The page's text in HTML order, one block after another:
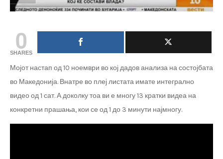
0
SHARES
Мојот настап од 10 ноември во кој дадов анализа на состојбата
во Македонија. Внатре во плеј листата имате интегрално
видео од 1 сат. А доколку тоа ви е многу 13 кратки видеа на
конкретни прашања, кои се од 1 до 3 минути најмногу.